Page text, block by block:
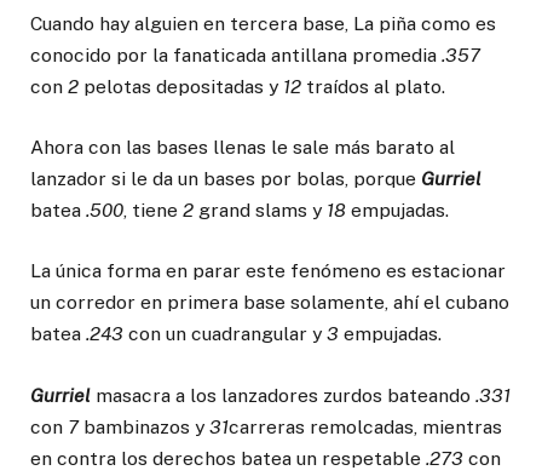
Cuando hay alguien en tercera base, La piña como es
conocido por la fanaticada antillana promedia .357
con 2 pelotas depositadas y 12 traídos al plato.
Ahora con las bases llenas le sale más barato al
lanzador si le da un bases por bolas, porque Gurriel
batea .500, tiene 2 grand slams y 18 empujadas.
La única forma en parar este fenómeno es estacionar
un corredor en primera base solamente, ahí el cubano
batea .243 con un cuadrangular y 3 empujadas.
Gurriel masacra a los lanzadores zurdos bateando .331
con 7bambinazos y 31carreras remolcadas, mientras
en contra los derechos batea un respetable .273 con